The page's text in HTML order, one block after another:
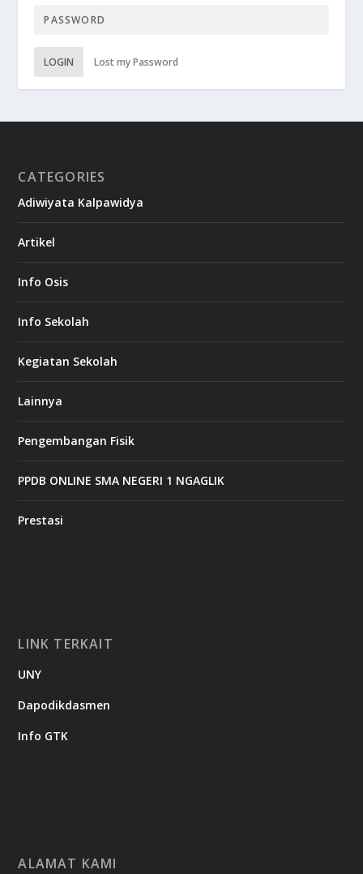
LOGIN Lost my Password
CATEGORIES
Adiwiyata Kalpawidya
Artikel
Info Osis
Info Sekolah
Kegiatan Sekolah
Lainnya
Pengembangan Fisik
PPDB ONLINE SMA NEGERI 1 NGAGLIK
Prestasi
LINK TERKAIT
UNY
Dapodikdasmen
Info GTK
ALAMAT KAMI